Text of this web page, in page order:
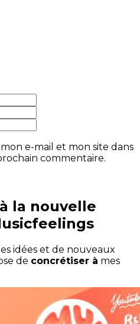
e-mail et mon site dans
commentaire.
la nouvelle
idées et de nouveaux
de concrétiser à mes